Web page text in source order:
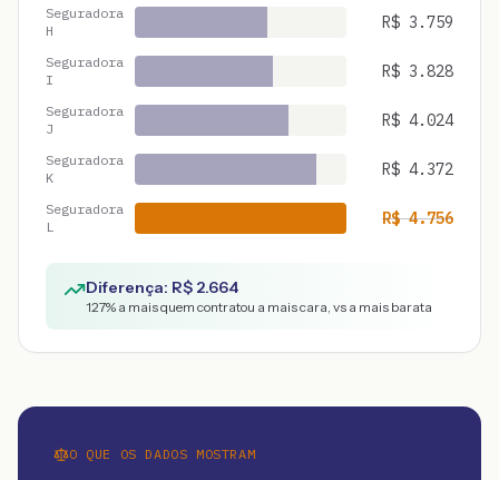
Seguradora
H
R$ 3.759
Seguradora
I
R$ 3.828
Seguradora
J
R$ 4.024
Seguradora
K
R$ 4.372
Seguradora
L
R$4.756
Diferença: R$ 2.664
127% a mais quem contratou a mais cara, vs a mais barata
O QUE OS DADOS MOSTRAM